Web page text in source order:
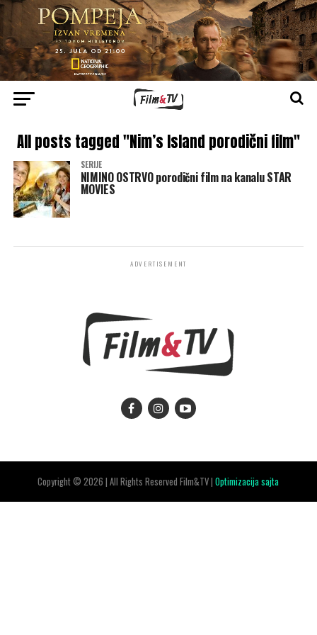
All posts tagged "Nim’s Island porodični film"
SERIJE
NIMINO OSTRVO porodični film na kanalu STAR
MOVIES
ADVERTISEMENT
Copyright © 2026 | All Rights Reserved Film&TV |Optimizacija sajta